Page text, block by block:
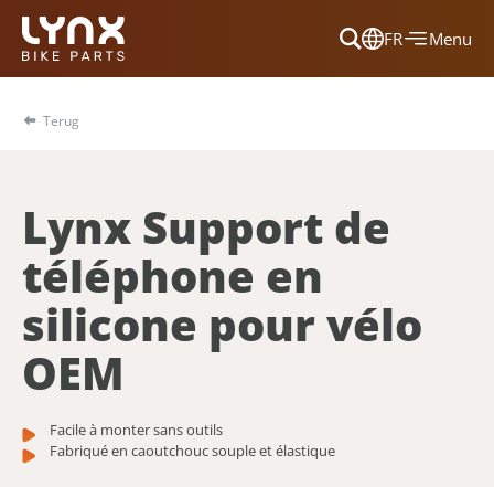
FR
Dansk
Nederlands
Menu
Terug
Lynx Support de
téléphone en
silicone pour vélo
OEM
Facile à monter sans outils
Fabriqué en caoutchouc souple et élastique